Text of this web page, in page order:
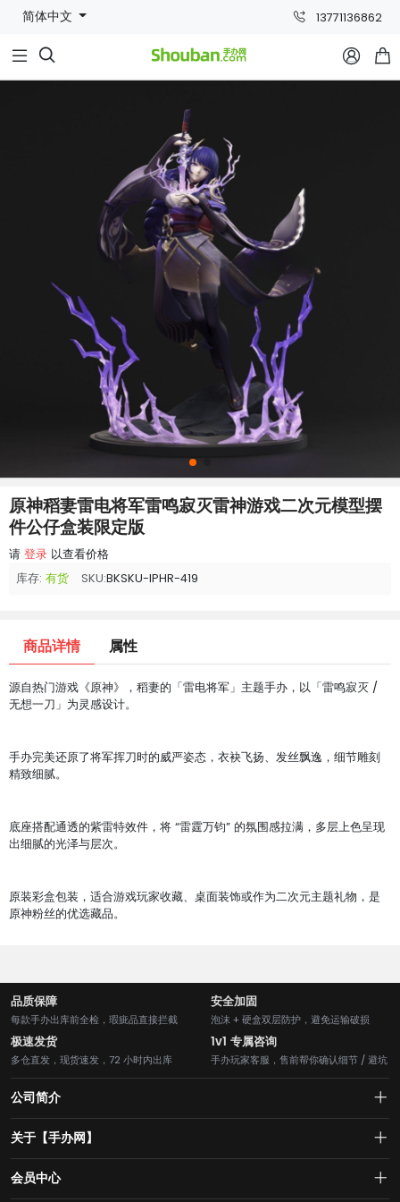
简体中文 13771136862
  
原神稻妻雷电将军雷鸣寂灭雷神游戏二次元模型摆
件公仔盒装限定版
请 登录 以查看价格
库存: 有货 SKU:BKSKU-IPHR-419
商品详情 属性
源自热门游戏《原神》，稻妻的「雷电将军」主题手办，以「雷鸣寂灭 /
无想一刀」为灵感设计。
手办完美还原了将军挥刀时的威严姿态，衣袂飞扬、发丝飘逸，细节雕刻
精致细腻。
底座搭配通透的紫雷特效件，将 “雷霆万钧” 的氛围感拉满，多层上色呈现
出细腻的光泽与层次。
原装彩盒包装，适合游戏玩家收藏、桌面装饰或作为二次元主题礼物，是
原神粉丝的优选藏品。
品质保障
每款手办出库前全检，瑕疵品直接拦截
安全加固
泡沫 + 硬盒双层防护，避免运输破损
极速发货
多仓直发，现货速发，72 小时内出库
1v1 专属咨询
手办玩家客服，售前帮你确认细节 / 避坑
公司简介
关于【手办网】
关于我们
会员中心